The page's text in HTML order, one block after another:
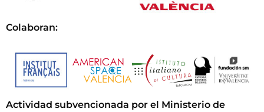
Colaboran:
Actividad subvencionada por el Ministerio de